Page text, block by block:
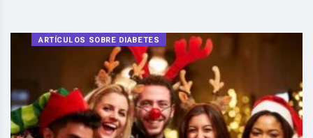
ARTÍCULOS SOBRE DIABETES